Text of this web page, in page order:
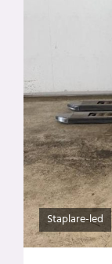
Staplare-led